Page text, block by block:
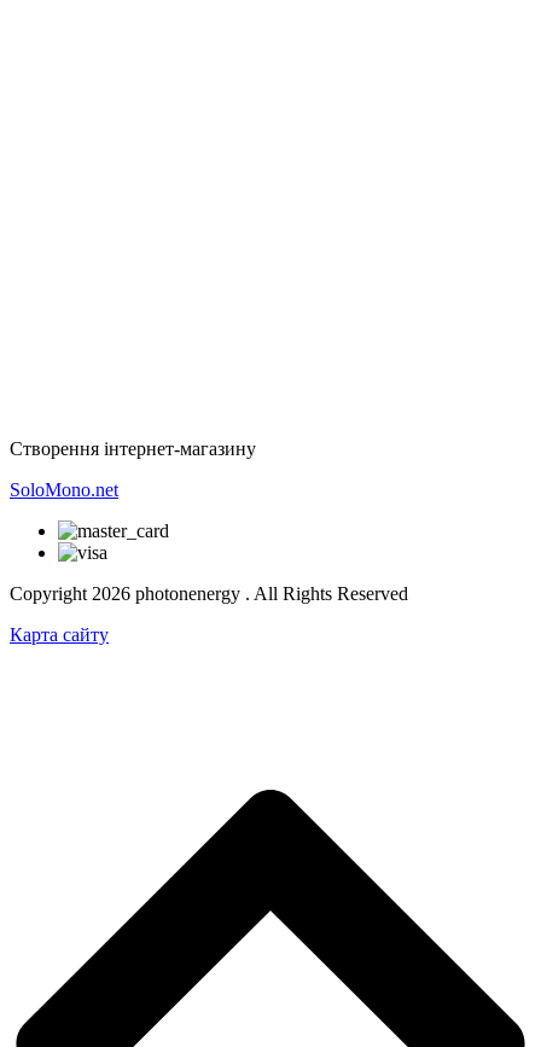
Створення інтернет-магазину
SoloMono.net
Copyright 2026 photonenergy . All Rights Reserved
Карта сайту